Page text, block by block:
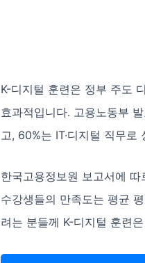
K-디지털 훈련은 정부 주도
효과적입니다. 고용노동부
고, 60%는 IT·디지털 직무로
한국고용정보원 보고서에
수강생들의 만족도는 평균
려는 분들께 K-디지털 훈련